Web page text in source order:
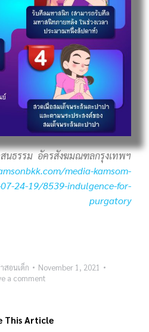
นธรรม อัครสังฆมณฑลกรุงเทพฯ
media-kamsom-
24-19/8539-indulgence-for-
purgatory
สอนเด็ก
November 1, 2021
a comment
This Article